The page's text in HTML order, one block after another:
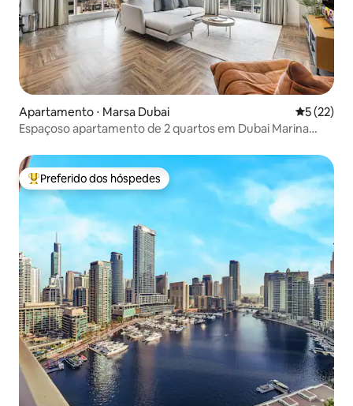
Apartamento ⋅ Marsa Dubai 5 de uma
5 (22)
Espaçoso apartamento de 2 quartos em Dubai Marina
Entre os melhores preferidos dos hóspedes
Preferido dos hóspedes